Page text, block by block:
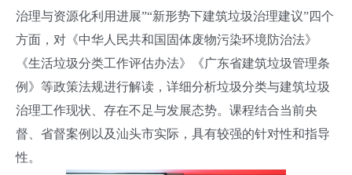
治理与资源化利用进展”“新形势下建筑垃圾治理建议”四个
方面，对《中华人民共和国固体废物污染环境防治法》
《生活垃圾分类工作评估办法》
《广东省建筑垃圾管理条
例》 等政策法规进行解读，详细分析垃圾分类与建筑垃圾
治理工作现状、存在不足与发展态势。 课程结合当前央
督、省督案例以及汕头市实际 ，具有较强的针对性和指导
性。